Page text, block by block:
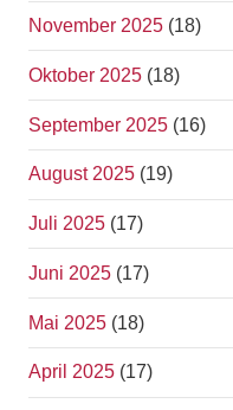
November 2025 (18)
Oktober 2025 (18)
September 2025 (16)
August 2025 (19)
Juli 2025 (17)
Juni 2025 (17)
Mai 2025 (18)
April 2025 (17)